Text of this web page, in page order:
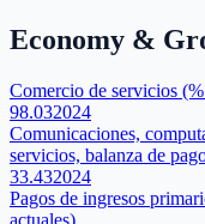
Economy &
Comercio de servicios
98.032024
Comunicaciones,
servicios, balanza de
33.432024
Pagos de ingresos
actuales)